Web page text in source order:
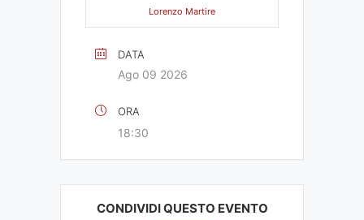
Lorenzo Martire
DATA
Ago 09 2026
ORA
18:30
CONDIVIDI QUESTO EVENTO